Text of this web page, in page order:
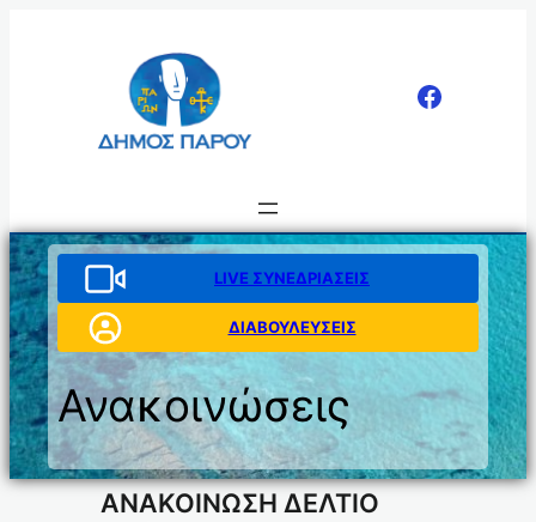
LIVE ΣΥΝΕΔΡΙΑΣΕΙΣ
ΔΙΑΒΟΥΛΕΥΣΕΙΣ
Ανακοινώσεις
ΑΝΑΚΟΙΝΩΣΗ ΔΕΛΤΙΟ